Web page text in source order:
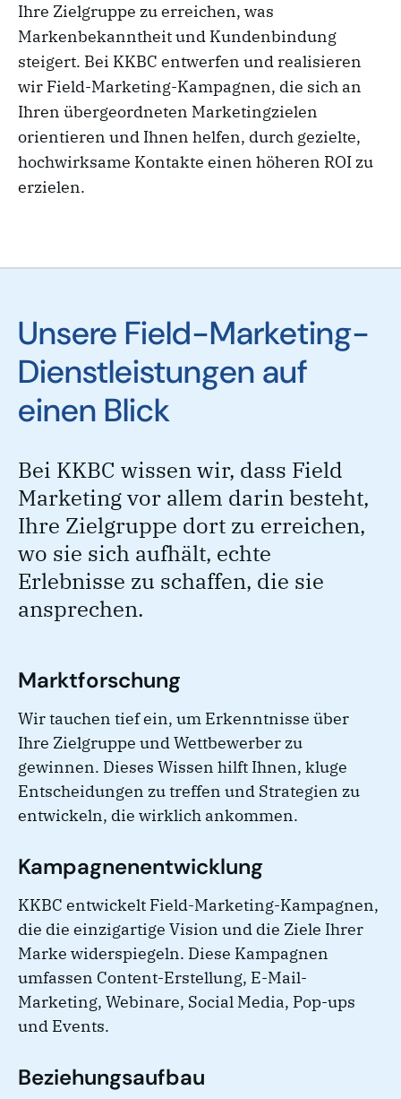
Ihre Zielgruppe zu erreichen, was
Markenbekanntheit und Kundenbindung
steigert. Bei KKBC entwerfen und realisieren
wir Field-Marketing-Kampagnen, die sich an
Ihren übergeordneten Marketingzielen
orientieren und Ihnen helfen, durch gezielte,
hochwirksame Kontakte einen höheren ROI zu
erzielen.
Unsere Field-Marketing-
Dienstleistungen auf
einen Blick
Bei KKBC wissen wir, dass Field
Marketing vor allem darin besteht,
Ihre Zielgruppe dort zu erreichen,
wo sie sich aufhält, echte
Erlebnisse zu schaffen, die sie
ansprechen.
Marktforschung
Wir tauchen tief ein, um Erkenntnisse über
Ihre Zielgruppe und Wettbewerber zu
gewinnen. Dieses Wissen hilft Ihnen, kluge
Entscheidungen zu treffen und Strategien zu
entwickeln, die wirklich ankommen.
Kampagnenentwicklung
KKBC entwickelt Field-Marketing-Kampagnen,
die die einzigartige Vision und die Ziele Ihrer
Marke widerspiegeln. Diese Kampagnen
umfassen Content-Erstellung, E-Mail-
Marketing, Webinare, Social Media, Pop-ups
und Events.
Beziehungsaufbau